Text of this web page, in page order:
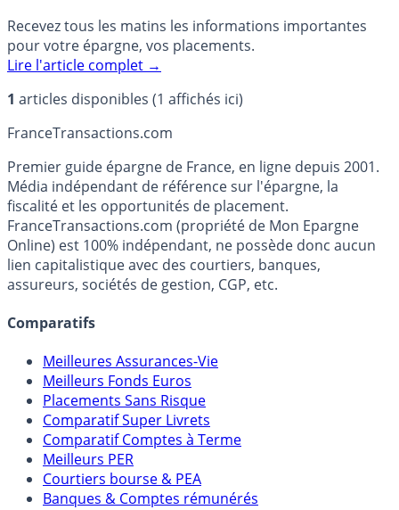
Recevez tous les matins les informations importantes
pour votre épargne, vos placements.
Lire l'article complet →
1 articles disponibles (1 affichés ici)
FranceTransactions.com
Premier guide épargne de France, en ligne depuis 2001.
Média indépendant de référence sur l'épargne, la
fiscalité et les opportunités de placement.
FranceTransactions.com (propriété de Mon Epargne
Online) est 100% indépendant, ne possède donc aucun
lien capitalistique avec des courtiers, banques,
assureurs, sociétés de gestion, CGP, etc.
Comparatifs
Meilleures Assurances-Vie
Meilleurs Fonds Euros
Placements Sans Risque
Comparatif Super Livrets
Comparatif Comptes à Terme
Meilleurs PER
Courtiers bourse & PEA
Banques & Comptes rémunérés